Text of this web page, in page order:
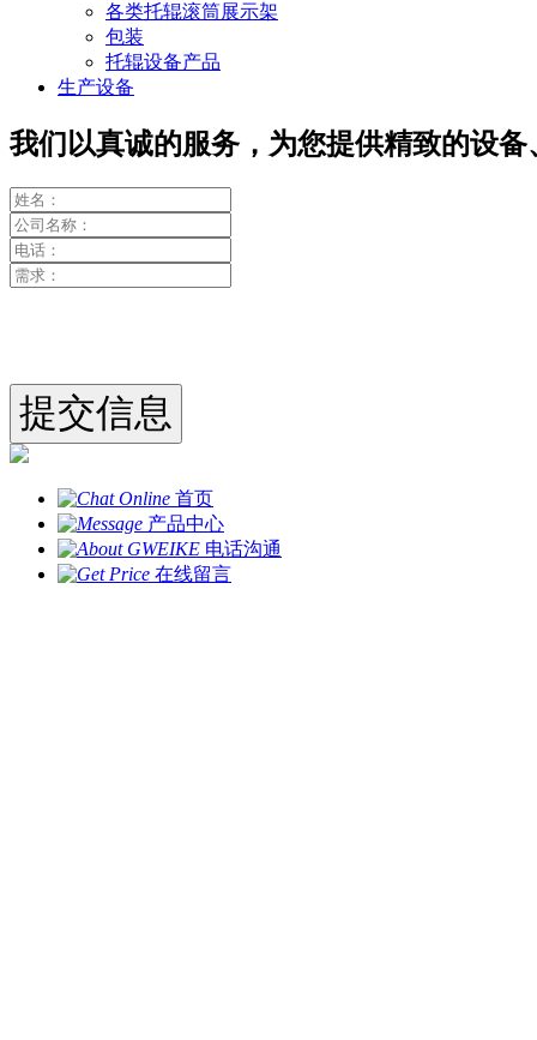
各类托辊滚筒展示架
包装
托辊设备产品
生产设备
我们以真诚的服务，为您提供精致的设
首页
产品中心
电话沟通
在线留言